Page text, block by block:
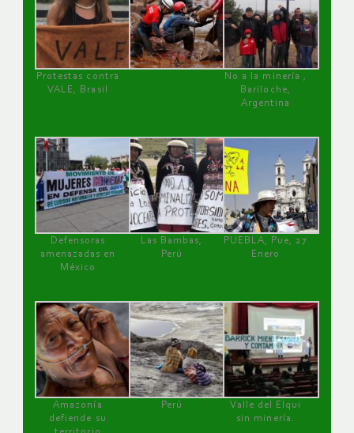
Protestas contra
VALE, Brasil
No a la minería ,
Bariloche,
Argentina
Defensoras
amenazadas en
México
Las Bambas,
Perú
PUEBLA, Pue, 27
Enero
Amazonía
defiende su
Perú
Valle del Elqui
sin minería.